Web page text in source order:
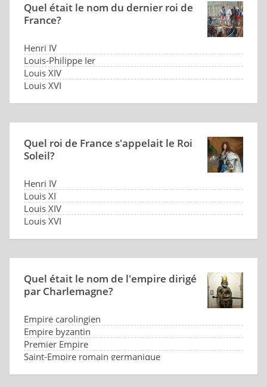
Quel était le nom du dernier roi de
France?
Henri IV
Louis-Philippe Ier
Louis XIV
Louis XVI
Quel roi de France s'appelait le Roi
Soleil?
Henri IV
Louis XI
Louis XIV
Louis XVI
Quel était le nom de l'empire dirigé
par Charlemagne?
Empire carolingien
Empire byzantin
Premier Empire
Saint-Empire romain germanique